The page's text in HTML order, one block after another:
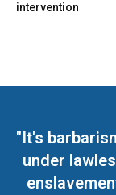
intervention
"It's
under